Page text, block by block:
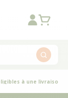
à une livraison